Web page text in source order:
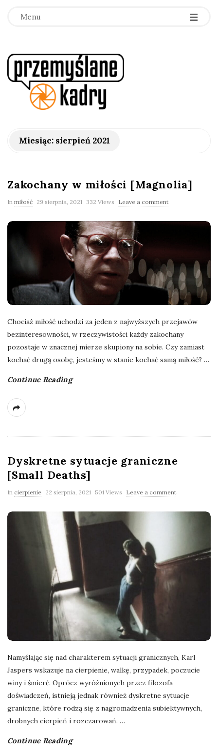
Menu
p
y
ś
l
n
e
k
a
d
r
y
Miesiąc: sierpień 2021
Zakochany w miłości [Magnolia]
In miłość 29 sierpnia, 2021 332 Views Leave a comment
Chociaż miłość uchodzi za jeden z najwyższych przejawów
bezinteresowności, w rzeczywistości każdy zakochany
pozostaje w znacznej mierze skupiony na sobie. Czy zamiast
kochać drugą osobę, jesteśmy w stanie kochać samą miłość? …
Continue Reading
Dyskretne sytuacje graniczne
[Small Deaths]
In cierpienie 22 sierpnia, 2021 501 Views Leave a comment
Namyślając się nad charakterem sytuacji granicznych, Karl
Jaspers wskazuje na cierpienie, walkę, przypadek, poczucie
winy i śmierć. Oprócz wyróżnionych przez filozofa
doświadczeń, istnieją jednak również dyskretne sytuacje
graniczne, które rodzą się z nagromadzenia subiektywnych,
drobnych cierpień i rozczarowań. …
Continue Reading